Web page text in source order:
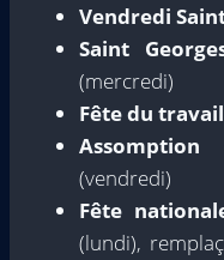
Vendredi
Saint
(mercredi)
Fête du travail
(vendredi)
Fête
(lundi),